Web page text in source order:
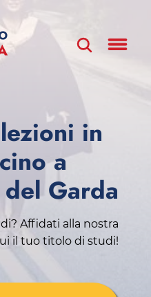
in
a
Garda
Affidati alla nostra
il tuo titolo di studi!